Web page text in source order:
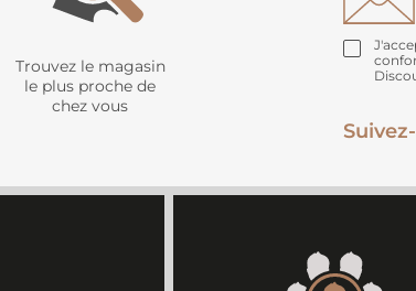
Trouvez le magasin
le plus proche de
chez vous